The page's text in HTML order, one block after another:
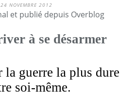
24 NOVEMBRE 2012
et publié depuis Overblog
à se désarmer
la guerre la plus dure
soi-même.